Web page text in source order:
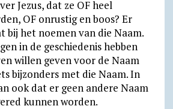
Jezus, dat ze OF heel
OF onrustig en boos? Er
bij het noemen van die Naam.
in de geschiedenis hebben
willen geven voor de Naam
bijzonders met die Naam. In
ook dat er geen andere Naam
kunnen worden.